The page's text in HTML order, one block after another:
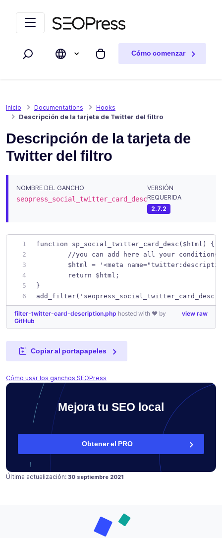
Buscar Mi carrito
Cómo comenzar
Inicio Documentations
Hooks
Descripción de la tarjeta de Twitter del filtro
Descripción de la tarjeta de
Twitter del filtro
NOMBRE DEL GANCHO
seopress_social_twitter_card_desc
VERSIÓN
REQUERIDA
2.7.2
function sp_social_twitter_card_desc($html) {
//you can add here all your
$html = '<meta
	return $html;
}
view raw
filter-twitter-card-description.php hosted with ❤ by
GitHub
Copiar al portapapeles
Cómo usar los ganchos SEOPress
Mejora tu SEO local
Obtener el PRO
Última actualización: Publicado en
18 julio 2021
30 septiembre 2021